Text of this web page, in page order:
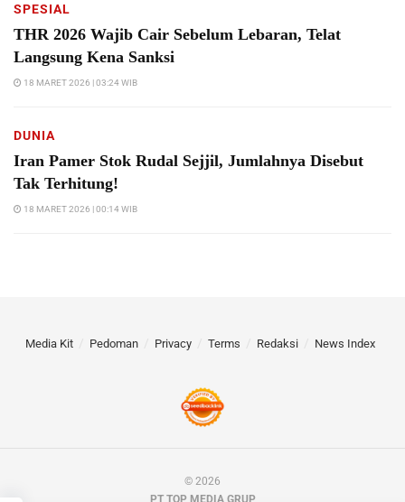
SPESIAL
THR 2026 Wajib Cair Sebelum Lebaran, Telat
Langsung Kena Sanksi
18 MARET 2026 | 03:24 WIB
DUNIA
Iran Pamer Stok Rudal Sejjil, Jumlahnya Disebut
Tak Terhitung!
18 MARET 2026 | 00:14 WIB
Media Kit Pedoman Privacy Terms Redaksi News Index
© 2026
PT TOP MEDIA GRUP